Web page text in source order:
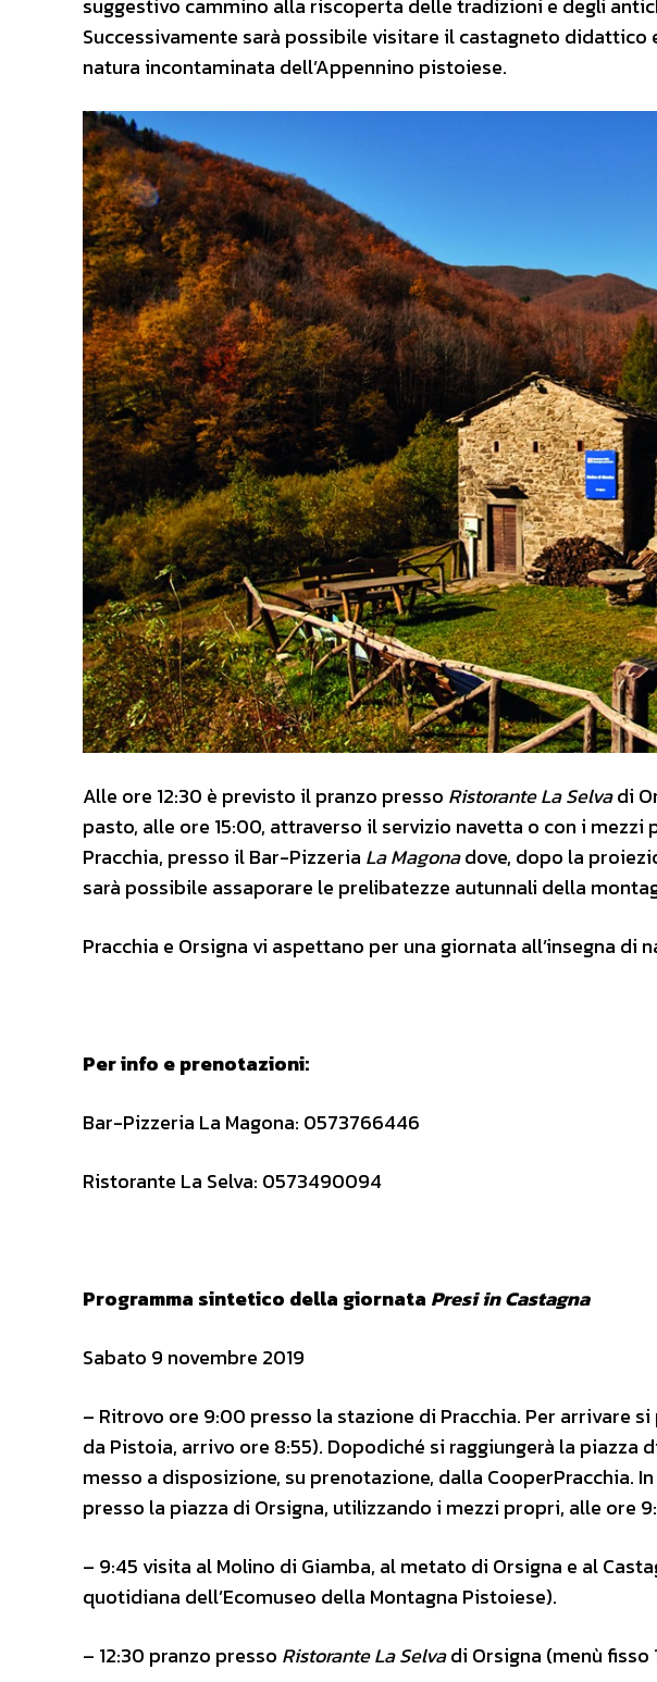
suggestivo cammino alla riscoperta delle tradizioni e degli
Successivamente sarà possibile visitare il castagneto
natura incontaminata dell’Appennino pistoiese.
Alle ore 12:30 è previsto il pranzo presso Ristorante La Selvadi
pasto, alle ore 15:00, attraverso il servizio navetta o con i
Pracchia, presso il Bar-Pizzeria La Magonadove, dopo la
sarà possibile assaporare le prelibatezze autunnali della
Pracchia e Orsigna vi aspettano per una giornata all’insegna di
Per info e prenotazioni:
Bar-Pizzeria La Magona: 0573766446
Ristorante La Selva: 0573490094
Programma sintetico della giornata Presi in Castagna
Sabato 9 novembre 2019
– Ritrovo ore 9:00 presso la stazione di Pracchia. Per arrivare
da Pistoia, arrivo ore 8:55). Dopodiché si raggiungerà la piazza
messo a disposizione, su prenotazione, dalla CooperPracchia.
presso la piazza di Orsigna, utilizzando i mezzi propri, alle ore
– 9:45 visita al Molino di Giamba, al metato di Orsigna e al
quotidiana dell’Ecomuseo della Montagna Pistoiese).
– 12:30 pranzo presso Ristorante La Selvadi Orsigna (menù fisso